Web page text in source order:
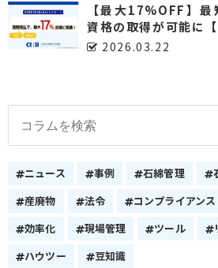
【最大17%OFF】
資格の取得が可能に
2026.03.22
ニュース 事例 石綿管理
産廃物
法令 コンプライアンス
効率化
現場管理 ツール
ハウツー
豆知識